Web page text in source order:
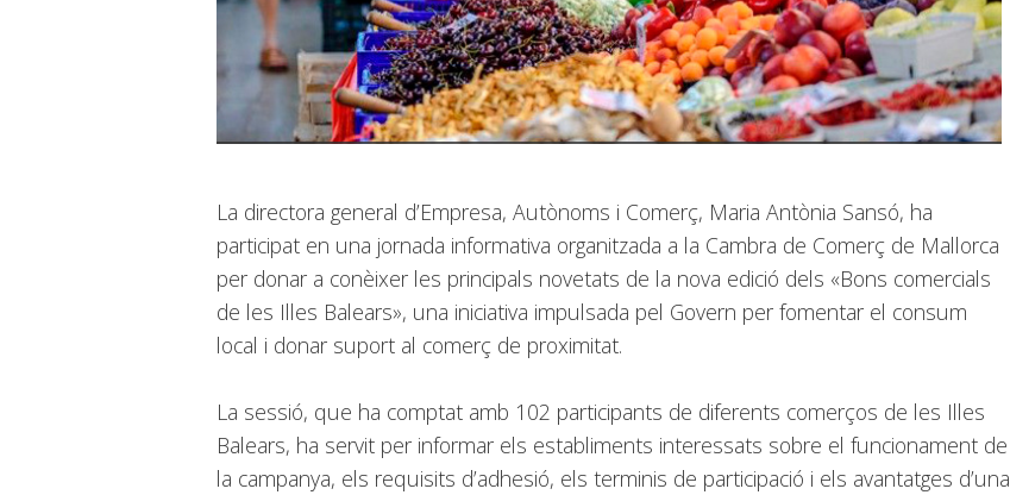
La directora general d’Empresa, Autònoms i Comerç, Maria Antònia Sansó, ha
participat en una jornada informativa organitzada a la Cambra de Comerç de Mallorca
per donar a conèixer les principals novetats de la nova edició dels «Bons comercials
de les Illes Balears», una iniciativa impulsada pel Govern per fomentar el consum
local i donar suport al comerç de proximitat.
La sessió, que ha comptat amb 102 participants de diferents comerços de les Illes
Balears, ha servit per informar els establiments interessats sobre el funcionament de
la campanya, els requisits d’adhesió, els terminis de participació i els avantatges d’una